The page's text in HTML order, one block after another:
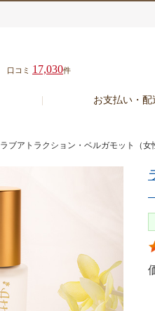
口コミ 17,030件
お支払い・配
ラブアトラクション・ベルガモット（女